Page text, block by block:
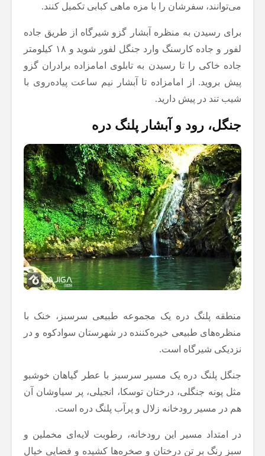
می‌توانند، سفرشان را با مزه ماهی کبابی تکمیل کنند.
برای رسیدن به منظره آبشار گزو شیرگاه از طریق جاده
لفور و جاده کارسنگ وارد جنگل لفور شوید و ۱۸ کیلومتر
جاده خاکی را تا رسیدن به تابلوی امامزاده برادران گزو
پیش بروید. از امامزاده تا آبشار نیم ساعت پیاده‌روی با
شیب تند در پیش دارید.
جنگل، رود و آبشار پلنگ دره
منطقه پلنگ دره یک مجموعه طبیعی سرسبز، خنک با
منظره‌های طبیعی خیره‌کننده در شهرستان سوادکوه و در
نزدیکی شیرگاه است.
جنگل پلنگ دره یک مسیر سرسبز با عطر گیاهان خوشبو
مثل پونه جنگلی، درختان توسکا، انجیلی، پر سیاوشان آن
هم در مسیر رودخانه زلال و پرآب پلنگ دره است.
در امتداد مسیر این رودخانه، رطوبت لایه‌ای مخملین و
سبز رنگ بر تن درختان و صخره‌ها کشیده و فضایی خیال